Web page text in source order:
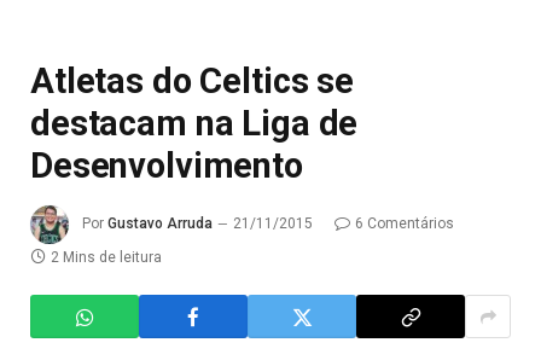
Atletas do Celtics se
destacam na Liga de
Desenvolvimento
Por Gustavo Arruda 21/11/2015
6 Comentários
2 Mins de leitura